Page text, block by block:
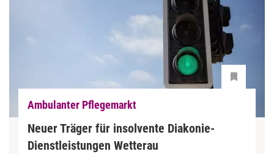
Ambulanter Pflegemarkt
Neuer Träger für insolvente Diakonie-
Dienstleistungen Wetterau